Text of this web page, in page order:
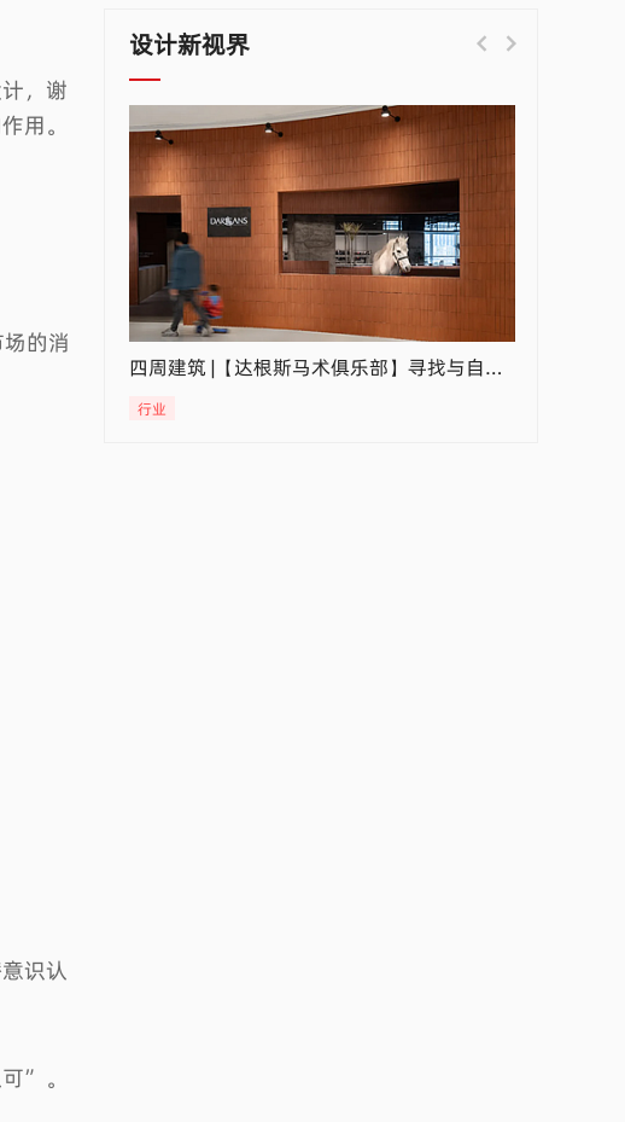
，谢
用。
的消
识认
”。
设计新视界
LDH DESIGN｜【趣园Plus】以园养园 偶涉成趣
行业